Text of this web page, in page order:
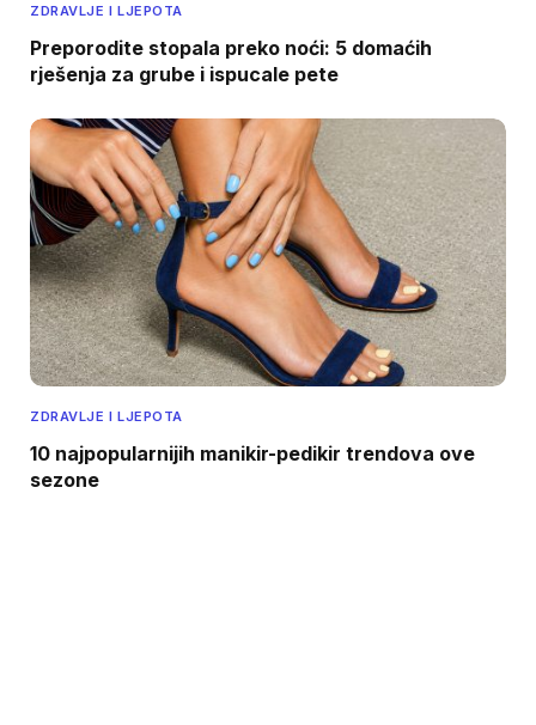
ZDRAVLJE I LJEPOTA
Preporodite stopala preko noći: 5 domaćih
rješenja za grube i ispucale pete
ZDRAVLJE I LJEPOTA
10 najpopularnijih manikir-pedikir trendova ove
sezone